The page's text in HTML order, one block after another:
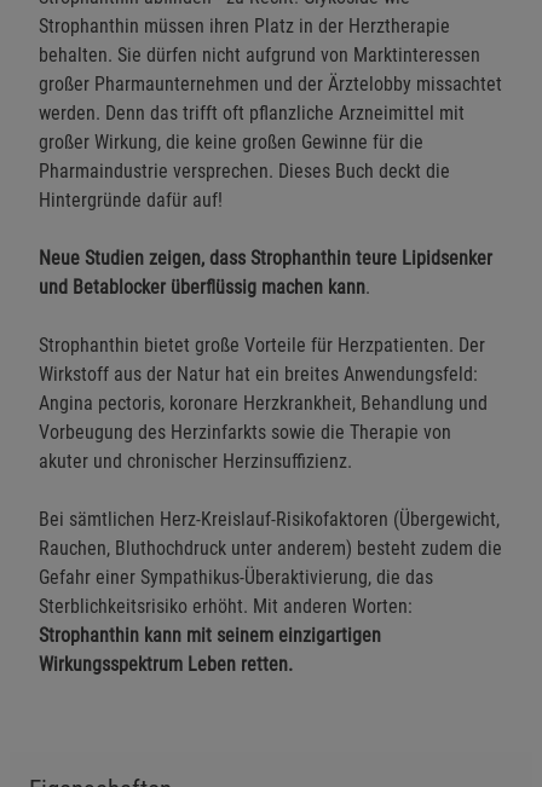
Strophanthin müssen ihren Platz in der Herztherapie
behalten. Sie dürfen nicht aufgrund von Marktinteressen
großer Pharmaunternehmen und der Ärztelobby missachtet
werden. Denn das trifft oft pflanzliche Arzneimittel mit
großer Wirkung, die keine großen Gewinne für die
Pharmaindustrie versprechen. Dieses Buch deckt die
Hintergründe dafür auf!
Neue Studien zeigen, dass Strophanthin teure Lipidsenker
und Betablocker überflüssig machen kann.
Strophanthin bietet große Vorteile für Herzpatienten. Der
Wirkstoff aus der Natur hat ein breites Anwendungsfeld:
Angina pectoris, koronare Herzkrankheit, Behandlung und
Vorbeugung des Herzinfarkts sowie die Therapie von
akuter und chronischer Herzinsuffizienz.
Bei sämtlichen Herz-Kreislauf-Risikofaktoren (Übergewicht,
Rauchen, Bluthochdruck unter anderem) besteht zudem die
Gefahr einer Sympathikus-Überaktivierung, die das
Sterblichkeitsrisiko erhöht. Mit anderen Worten:
Strophanthin kann mit seinem einzigartigen
Wirkungsspektrum Leben retten.